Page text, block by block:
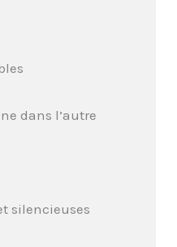
dans l’autre
silencieuses